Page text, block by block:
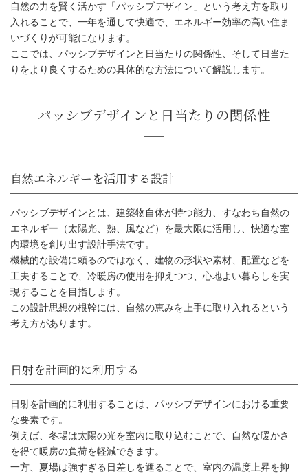
自然の力を賢く活かす「パッシブデザイン」という考え方を取り
入れることで、一年を通して快適で、エネルギー効率の高い住ま
いづくりが可能になります。
ここでは、パッシブデザインと日当たりの関係性、そして日当た
りをより良くするための具体的な方法について解説します。
パッシブデザインと日当たりの
自然エネルギーを活用する設計
パッシブデザインとは、建築物自体が持つ能力、すなわち自然の
エネルギー（太陽光、熱、風など）を最大限に活用し、快適な室
内環境を創り出す設計手法です。
機械的な設備に頼るのではなく、建物の形状や素材、配置などを
工夫することで、冷暖房の使用を抑えつつ、心地よい暮らしを実
現することを目指します。
この設計思想の根幹には、自然の恵みを上手に取り入れるという
考え方があります。
日射を計画的に利用することは、パッシブデザインにおける重要
な要素です。
例えば、冬場は太陽の光を室内に取り込むことで、自然な暖かさ
を得て暖房の負荷を軽減できます。
一方、夏場は強すぎる日差しを遮ることで、室内の温度上昇を抑